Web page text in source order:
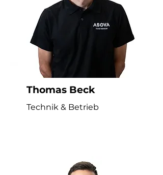
Thomas Beck
Technik & Betrieb